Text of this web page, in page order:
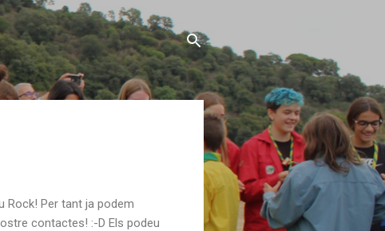
Rock! Per tant ja podem
contactes! :-D Els podeu